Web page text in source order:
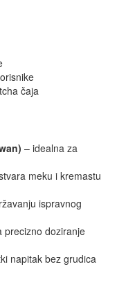
čaja
– idealna za
meku i kremastu
ispravnog
precizno doziranje
napitak bez grudica